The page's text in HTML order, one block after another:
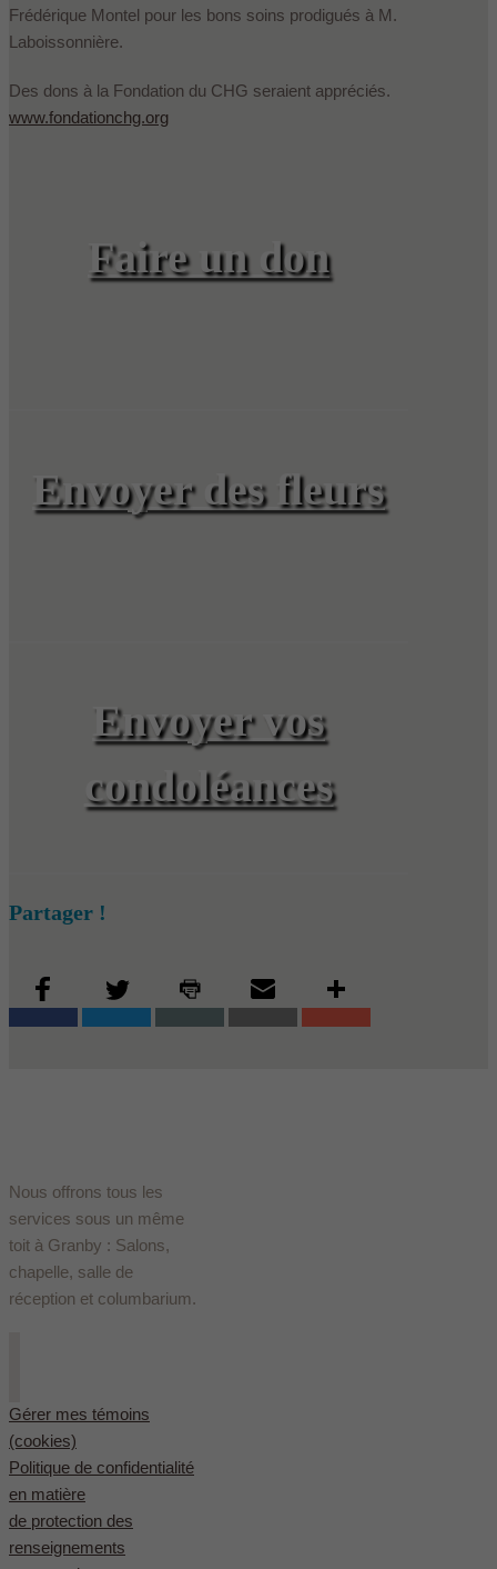
Frédérique Montel pour les bons soins prodigués à M.
Laboissonnière.
Des dons à la Fondation du CHG seraient appréciés.
www.fondationchg.org
Faire un don
Envoyer des fleurs
Envoyer vos
condoléances
Partager !
Nous offrons tous les
services sous un même
toit à Granby : Salons,
chapelle, salle de
réception et columbarium.
Gérer mes témoins
(cookies)
Politique de confidentialité
en matière
de protection des
renseignements